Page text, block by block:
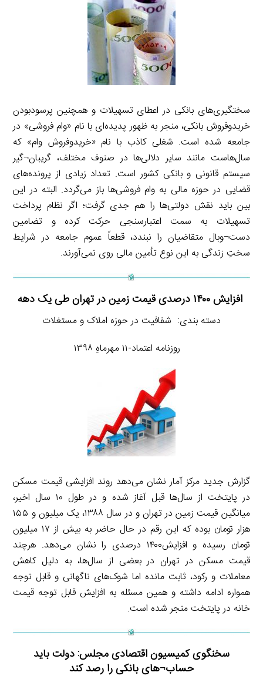
سختگیری‌های بانکی در اعطای تسهیلات و همچنین پرسودبودن
خریدوفروش بانکی، منجر به ظهور پدیده‌ای با نام «وام فروشی» در
جامعه شده است. شغلی کاذب با نام «خریدوفروش وام» که
سال‌هاست مانند سایر دلالی‌ها در صنوف مختلف، گریبان¬گیر
سیستم قانونی و بانکی کشور است. تعداد زیادی از پرونده‌های
قضایی در حوزه مالی به وام فروشی‌ها باز می‌گردد. البته در این
بین باید نقش دولتی‌ها را هم جدی گرفت؛ اگر نظام پرداخت
تسهیلات به سمت اعتبارسنجی حرکت کرده و تضامین
دست¬وبال متقاضیان را نبندد، قطعاً عموم جامعه در شرایط
سختِ زندگی به این نوع تأمین مالی روی نمی‌آورند.
افزایش ۱۴۰۰ درصدی قیمت زمین در تهران طی یک دهه
دسته بندی: شفافیت در حوزه املاک و مستغلات
روزنامه اعتماد-۱۱ مهرماهِ ۱۳۹۸
گزارش جدید مرکز آمار نشان می‌دهد روند افزایشی قیمت مسکن
در پایتخت از سال‌ها قبل آغاز شده و در طول ۱۰ سال اخیر،
میانگین قیمت زمین در تهران و در سال ۱۳۸۸، یک میلیون و ۱۵۵
هزار تومان بوده که این رقم در حال حاضر به بیش از ۱۷ میلیون
تومان رسیده و افزایش۱۴۰۰ درصدی را نشان می‌دهد. هرچند
قیمت مسکن در تهران در بعضی از سال‌ها، به دلیل کاهش
معاملات و رکود، ثابت مانده اما شوک‌های ناگهانی و قابل توجه
همواره ادامه داشته و همین مسئله به افزایش قابل توجه قیمت
خانه در پایتخت منجر شده است.
سخنگوی کمیسیون اقتصادی مجلس: دولت باید
حساب¬های بانکی را رصد کند